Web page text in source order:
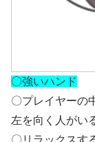
〇強いハンド
〇プレイヤーの
左を向く人がい